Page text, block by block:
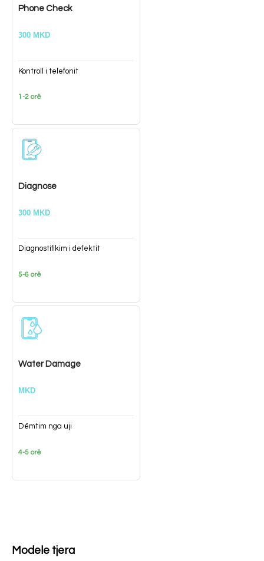
Phone Check
300 MKD
Kontroll i telefonit
1-2 orë
Diagnose
300 MKD
Diagnostifikim i defektit
5-6 orë
Water Damage
MKD
Dëmtim nga uji
4-5 orë
Modele tjera